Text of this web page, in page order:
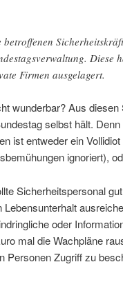
betroffenen
Diese
Firmen ausgelagert.
wunderbar? Aus
selbst hält.
ist entweder ein
ignoriert),
Sicherheitspersonal
Lebensunterhalt
oder
mal die Wachpläne
Personen Zugriff zu